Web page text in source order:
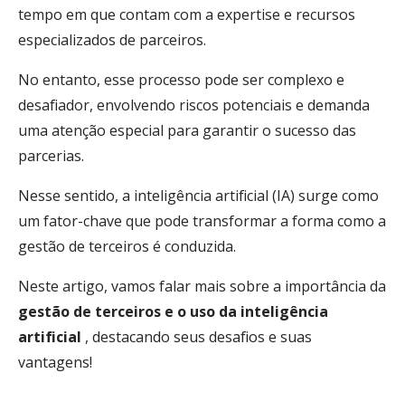
tempo em que contam com a expertise e recursos
especializados de parceiros.
No entanto, esse processo pode ser complexo e
desafiador, envolvendo riscos potenciais e demanda
uma atenção especial para garantir o sucesso das
parcerias.
Nesse sentido, a inteligência artificial (IA) surge como
um fator-chave que pode transformar a forma como a
gestão de terceiros é conduzida.
Neste artigo, vamos falar mais sobre a importância da
gestão de terceiros e o uso da inteligência
artificial , destacando seus desafios e suas
vantagens!